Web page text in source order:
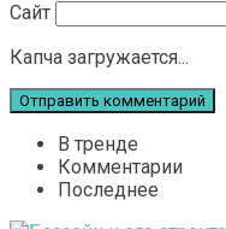
Сайт
Капча загружается...
В тренде
Комментарии
Последнее